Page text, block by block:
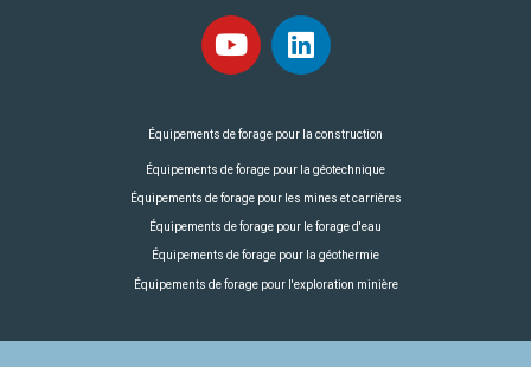
Équipements de forage pour la construction
Équipements de forage pour la géotechnique
Équipements de forage pour les mines et carrières
Équipements de forage pour le forage d'eau
Équipements de forage pour la géothermie
Équipements de forage pour l'exploration minière